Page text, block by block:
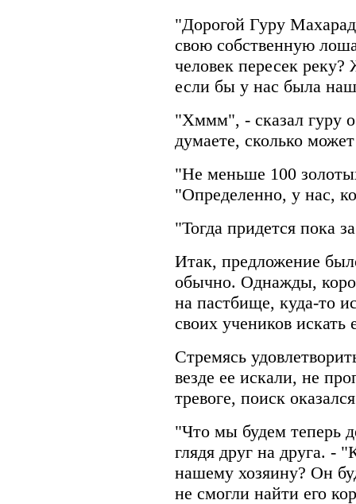
"Дорогой Гуру
свою собственную
человек пересек
если бы у нас была
"Хммм", - сказал гуру
думаете, сколько
"Не меньше 100
"Определенно, у нас,
"Тогда придется пока
Итак, предложение
обычно. Однажды,
на пастбище, куда-то
своих учеников искать
Стремясь
везде ее искали, не
тревоге, поиск
"Что мы будем теперь
глядя друг на друга. -
нашему хозяину? Он
не смогли найти его